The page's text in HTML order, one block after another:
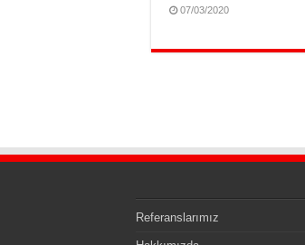
07/03/2020
Referanslarımız